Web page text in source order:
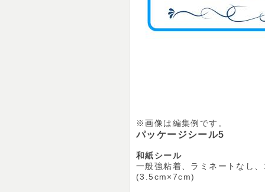
※画像は編集例です。
パッケージシール5
和紙シール
一般強粘着、ラミネートなし
(3.5cm×7cm)